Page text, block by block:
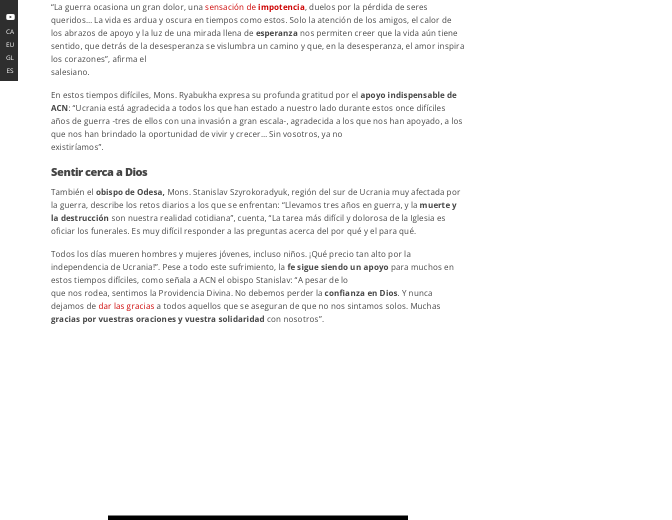
“La guerra ocasiona un gran dolor, unasensación de impotencia, duelos por la pérdida de seres
queridos… La vida es ardua y oscura en tiempos como estos. Solo la atención de los amigos, el calor de
los abrazos de apoyo y la luz de una mirada llena de esperanza nos permiten creer que la vida aún tiene
sentido, que detrás de la desesperanza se vislumbra un camino y que, en la desesperanza, el amor inspira
los corazones”, afirma el
salesiano.
En estos tiempos difíciles, Mons. Ryabukha expresa su profunda gratitud por el apoyo indispensable de
ACN: “Ucrania está agradecida a todos los que han estado a nuestro lado durante estos once difíciles
años de guerra -tres de ellos con una invasión a gran escala-, agradecida a los que nos han apoyado, a los
que nos han brindado la oportunidad de vivir y crecer… Sin vosotros, ya no
existiríamos”.
Sentir cerca a Dios
También el obispo de Odesa, Mons. Stanislav Szyrokoradyuk, región del sur de Ucrania muy afectada por
la guerra, describe los retos diarios a los que se enfrentan: “Llevamos tres años en guerra, y la muerte y
la destrucción son nuestra realidad cotidiana”, cuenta, “La tarea más difícil y dolorosa de la Iglesia es
oficiar los funerales. Es muy difícil responder a las preguntas acerca del por qué y el para qué.
Todos los días mueren hombres y mujeres jóvenes, incluso niños. ¡Qué precio tan alto por la
independencia de Ucrania!”. Pese a todo este sufrimiento, la fe sigue siendo un apoyo para muchos en
estos tiempos difíciles, como señala a ACN el obispo Stanislav: “A pesar de lo
que nos rodea, sentimos la Providencia Divina. No debemos perder laconfianza en Dios. Y nunca
dejamos de dar las gracias a todos aquellos que se aseguran de que no nos sintamos solos. Muchas
gracias por vuestras oraciones y vuestra solidaridad con nosotros”.
CA
EU
GL
ES